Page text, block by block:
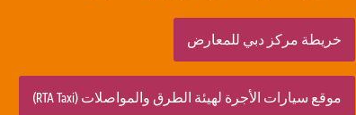
خريطة مركز دبي للمعارض
موقع سيارات الأجرة لهيئة الطرق والمواصلات (RTA Taxi)